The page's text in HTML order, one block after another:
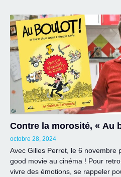
Contre la morosité, « Au
octobre 28, 2024
Avec Gilles Perret, le 6 novembre
good movie au cinéma ! Pour
vivre des émotions, se rappeler